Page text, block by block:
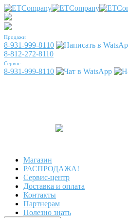
Продажи
8-931-999-8110
8-812-272-8110
Сервис
8-931-999-8110
Магазин
РАСПРОДАЖА!
Сервис-центр
Доставка и оплата
Контакты
Партнерам
Полезно знать